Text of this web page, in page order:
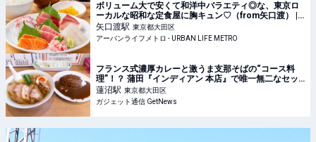
ボリューム大で安くて和洋中バラエティ◎な、東京ロ
ーカルな昭和な定食屋に胸キュン♡（from矢口渡） |
アーバンライフメトロ - URBAN LIFE METRO
矢口渡駅 東京都大田区
アーバンライフメトロ - URBAN LIFE METRO
フランス式濃厚カレーと激うま支那そばの“コース料
理”！？ 蒲田『インディアン 本店』で唯一無二なセッ
トメニューを堪能する|ガジェット通信 GetNews
蓮沼駅 東京都大田区
ガジェット通信 GetNews